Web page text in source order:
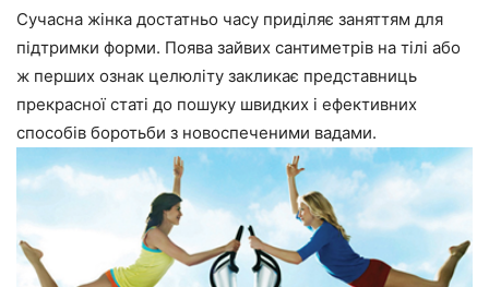
Сучасна жінка достатньо часу приділяє заняттям для
підтримки форми. Поява зайвих сантиметрів на тілі або
ж перших ознак целюліту закликає представниць
прекрасної статі до пошуку швидких і ефективних
способів боротьби з новоспеченими вадами.